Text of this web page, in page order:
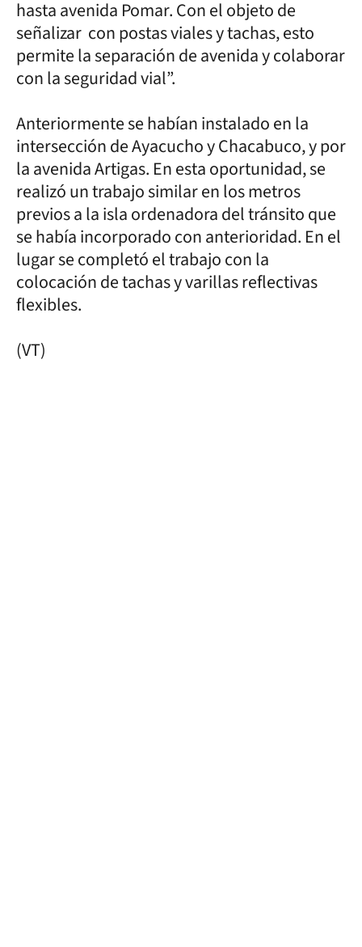
hasta avenida Pomar. Con el objeto de
señalizar con postas viales y tachas, esto
permite la separación de avenida y colaborar
con la seguridad vial”.
Anteriormente se habían instalado en la
intersección de Ayacucho y Chacabuco, y por
la avenida Artigas. En esta oportunidad, se
realizó un trabajo similar en los metros
previos a la isla ordenadora del tránsito que
se había incorporado con anterioridad. En el
lugar se completó el trabajo con la
colocación de tachas y varillas reflectivas
flexibles.
(VT)